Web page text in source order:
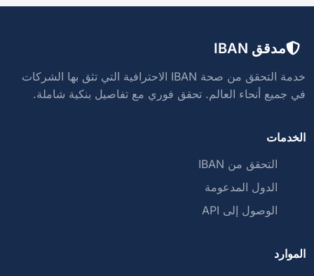
مدقق IBAN
خدمة التحقق من صحة IBAN الاحترافية التي تثق بها الشركات
في جميع أنحاء العالم. تحقق فوري مع تفاصيل بنكية شاملة.
الخدمات
التحقق من IBAN
الدول المدعومة
الوصول إلى API
الموارد